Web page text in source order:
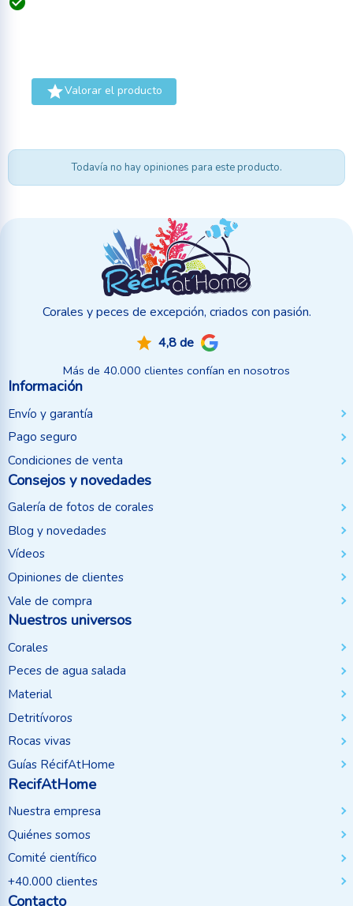
Valorar el producto
Todavía no hay opiniones para este producto.
Corales y peces de excepción, criados con pasión.
4,8 de
Más de 40.000 clientes confían en nosotros
Información
Envío y garantía
Pago seguro
Condiciones de venta
Consejos y novedades
Galería de fotos de corales
Blog y novedades
Vídeos
Opiniones de clientes
Vale de compra
Nuestros universos
Corales
Peces de agua salada
Material
Detritívoros
Rocas vivas
Guías RécifAtHome
RecifAtHome
Nuestra empresa
Quiénes somos
Comité científico
+40.000 clientes
Contacto